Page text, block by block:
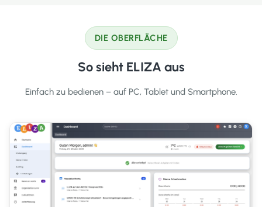
DIE OBERFLÄCHE
So sieht ELIZA aus
Einfach zu bedienen – auf PC, Tablet und Smartphone.